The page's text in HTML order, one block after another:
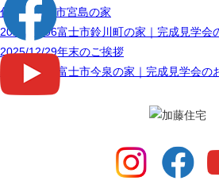
付中｜富士市宮島の家
2026/01/06富士市鈴川町の家｜完成見学会
2025/12/29年末のご挨拶
2025/05/12
富士市今泉の家｜完成見学会の